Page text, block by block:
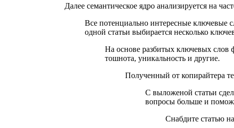
Далее семантическое ядро анализируется на
Все потенциально интересные ключевые
одной статьи выбирается несколько
На основе разбитых ключевых слов
тошнота, уникальность и другие.
Полученный от копирайтера
С выложеной статьи
вопросы больше и
Снабдите статью